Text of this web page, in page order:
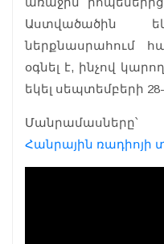
Աստվածածին
ներքնասրահում
օգնել է, ինչով
եկել սեպտեմբերի 28-
Մանրամասները՝
Հանրային ռադիոյի